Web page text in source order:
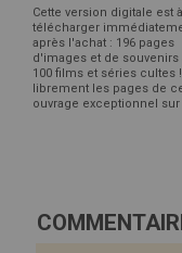
Cette version digitale est à
télécharger
après l'achat : 196 pages
d'images et de souvenirs
100 films et séries cultes
librement les pages de
ouvrage exceptionnel sur